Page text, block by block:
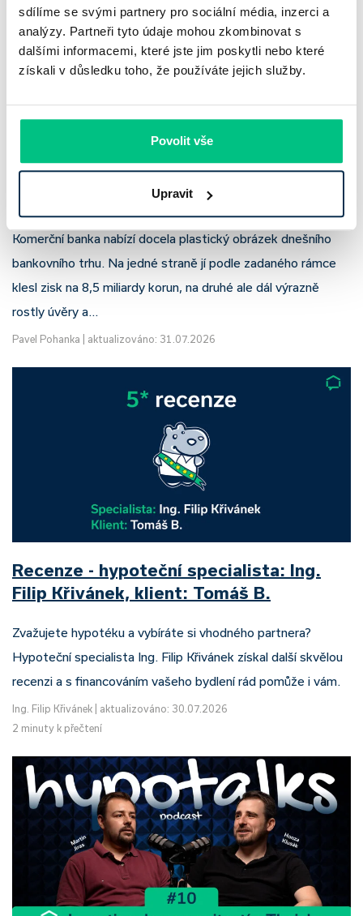
sdílíme se svými partnery pro sociální média, inzerci a
analýzy. Partneři tyto údaje mohou zkombinovat s
dalšími informacemi, které jste jim poskytli nebo které
získali v důsledku toho, že používáte jejich služby.
Povolit vše
Upravit
Komerční banka: pokles zisku
neznamená slabší banku
Komerční banka nabízí docela plastický obrázek dnešního
bankovního trhu. Na jedné straně jí podle zadaného rámce
klesl zisk na 8,5 miliardy korun, na druhé ale dál výrazně
rostly úvěry a…
Pavel Pohanka aktualizováno: 31.07.2026
Recenze - hypoteční specialista: Ing.
Filip Křivánek, klient: Tomáš B.
Zvažujete hypotéku a vybíráte si vhodného partnera?
Hypoteční specialista Ing. Filip Křivánek získal další skvělou
recenzi a s financováním vašeho bydlení rád pomůže i vám.
Ing. Filip Křivánek
aktualizováno: 30.07.2026
2 minuty k přečtení